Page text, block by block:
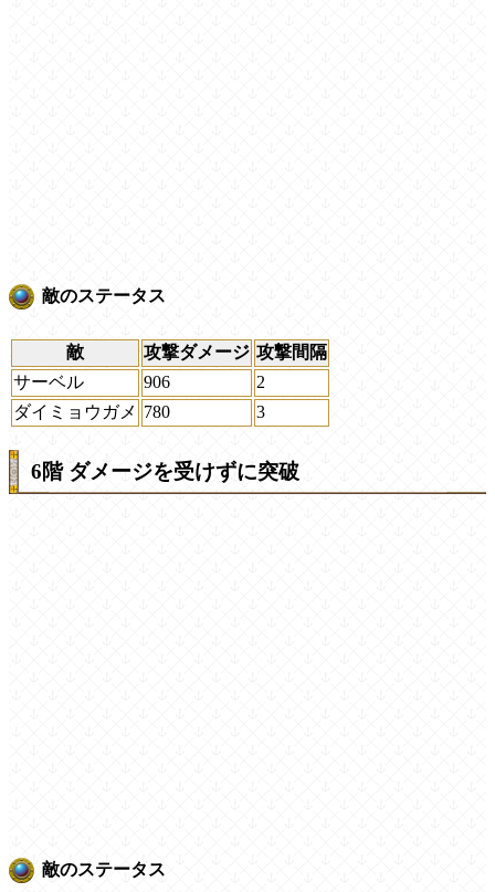
敵のステータス
敵 攻撃ダメージ 攻撃間隔
サーベル
906
2
ダイミョウガメ 780 3
6階 ダメージを受けずに突破
敵のステータス